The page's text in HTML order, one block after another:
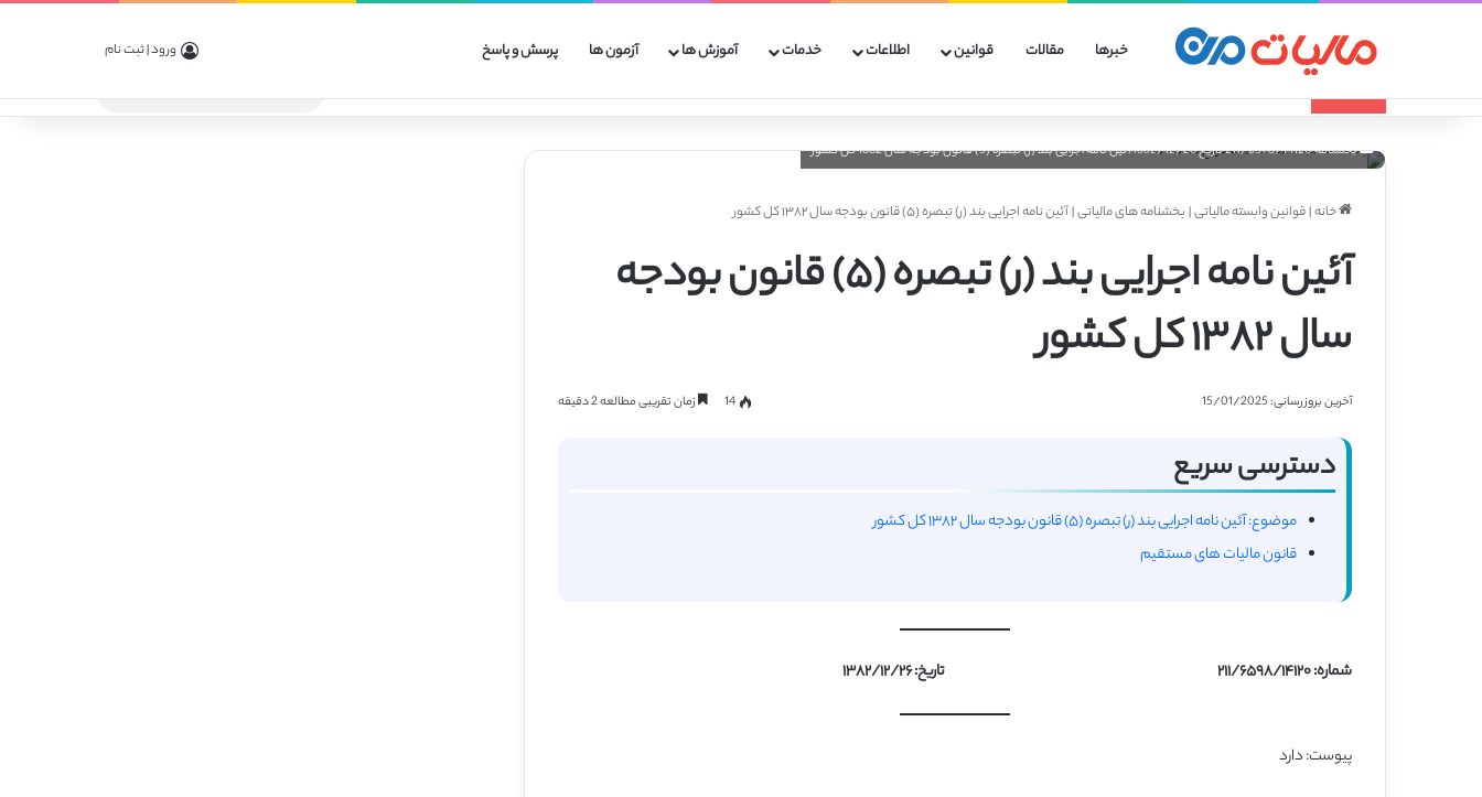
خبرها مقالات قوانین اطلاعات خدمات آموزش ها آزمون ها پرسش و پاسخ ورود | ثبت نام
بخشنامه 211/6598/14120 تاریخ 1382/12/26 آئین نامه اجرایی بند (ر) تبصره (5) قانون بودجه سال 1382 کل کشور
خانه|قوانین وابسته مالیاتی| بخشنامه های مالیاتی|آئین نامه اجرایی بند (ر) تبصره (۵) قانون بودجه سال ۱۳۸۲ کل کشور
آئین نامه اجرایی بند (ر) تبصره (۵) قانون بودجه
سال ۱۳۸۲ کل کشور
آخرین بروزرسانی: 15/01/2025 14 زمان تقریبی مطالعه 2 دقیقه
دسترسی سریع
موضوع: آئین نامه اجرایی بند (ر) تبصره (۵) قانون بودجه سال ۱۳۸۲ کل کشور
قانون مالیات های مستقیم
شماره: ۲۱۱/۶۵۹۸/۱۴۱۲۰ تاریخ: ۱۳۸۲/۱۲/۲۶
پیوست: دارد